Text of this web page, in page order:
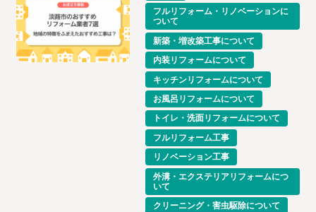
フルリフォーム・リノベーションに
ついて
新築・増改築工事について
内装リフォームについて
キッチンリフォームについて
お風呂リフォームについて
トイレ・洗面リフォームについて
フルリフォーム工事
リノベーション工事
外溝・エクステリアリフォームにつ
いて
クリーニング・害虫駆除について